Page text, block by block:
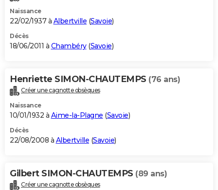
Naissance
22/02/1937 à Albertville (Savoie)
Décès
18/06/2011 à Chambéry(Savoie)
Henriette SIMON-CHAUTEMPS (76 ans)
Créer une cagnotte obsèques
Naissance
10/01/1932 à Aime-la-Plagne (Savoie)
Décès
22/08/2008 à Albertville (Savoie)
Gilbert SIMON-CHAUTEMPS (89 ans)
Créer une cagnotte obsèques